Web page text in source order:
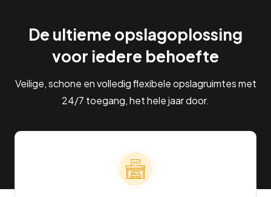
De ultieme opslagoplossing
voor iedere behoefte
Veilige, schone en volledig flexibele opslagruimtes met
24/7 toegang, het hele jaar door.